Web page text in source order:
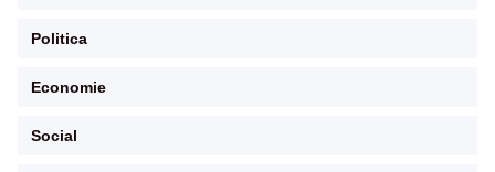
Politica
Economie
Social